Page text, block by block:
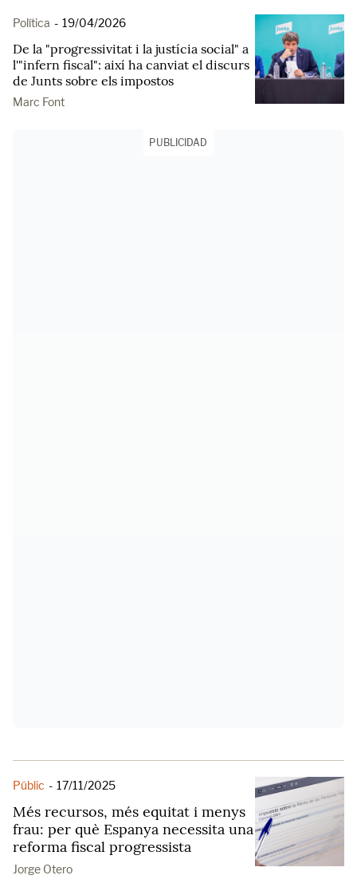
Política - 19/04/2026
De la "progressivitat i la justícia social" a
l'"infern fiscal": així ha canviat el discurs
de Junts sobre els impostos
Marc Font
PUBLICIDAD
Públic - 17/11/2025
Més recursos, més equitat i menys
frau: per què Espanya necessita una
reforma fiscal progressista
Jorge Otero